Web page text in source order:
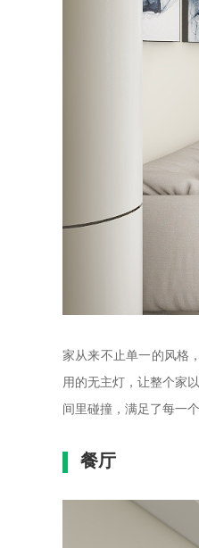
家从来不止单一的风格
用的无主灯，让整个家
间里碰撞，满足了每一
餐厅